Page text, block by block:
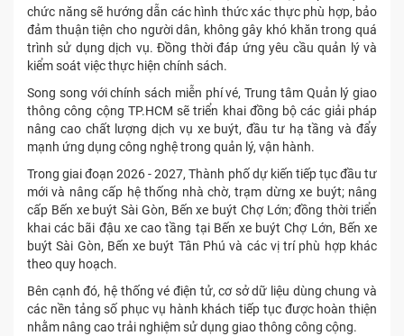
chức năng sẽ hướng dẫn các hình thức xác thực phù hợp, bảo
đảm thuận tiện cho người dân, không gây khó khăn trong quá
trình sử dụng dịch vụ. Đồng thời đáp ứng yêu cầu quản lý và
kiểm soát việc thực hiện chính sách.
Song song với chính sách miễn phí vé, Trung tâm Quản lý giao
thông công cộng TP.HCM sẽ triển khai đồng bộ các giải pháp
nâng cao chất lượng dịch vụ xe buýt, đầu tư hạ tầng và đẩy
mạnh ứng dụng công nghệ trong quản lý, vận hành.
Trong giai đoạn 2026 - 2027, Thành phố dự kiến tiếp tục đầu tư
mới và nâng cấp hệ thống nhà chờ, trạm dừng xe buýt; nâng
cấp Bến xe buýt Sài Gòn, Bến xe buýt Chợ Lớn; đồng thời triển
khai các bãi đậu xe cao tầng tại Bến xe buýt Chợ Lớn, Bến xe
buýt Sài Gòn, Bến xe buýt Tân Phú và các vị trí phù hợp khác
theo quy hoạch.
Bên cạnh đó, hệ thống vé điện tử, cơ sở dữ liệu dùng chung và
các nền tảng số phục vụ hành khách tiếp tục được hoàn thiện
nhằm nâng cao trải nghiệm sử dụng giao thông công cộng.